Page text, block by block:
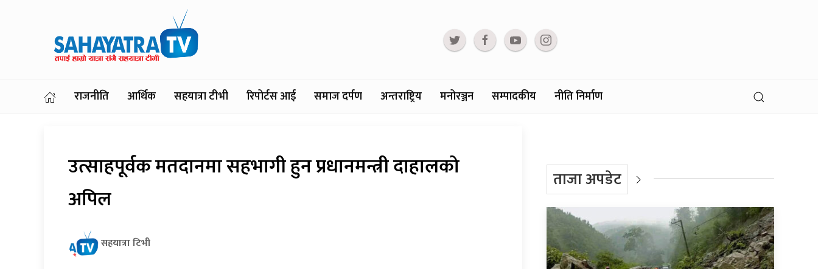
राजनीति आर्थिक सहयात्रा टीभी रिपोर्टस आई समाज दर्पण अन्तराष्ट्रिय मनोरञ्जन सम्पादकीय नीति निर्माण
उत्साहपूर्वक मतदानमा सहभागी हुन प्रधानमन्त्री दाहालको
अपिल
सहयात्रा टिभी
ताजा अपडेट